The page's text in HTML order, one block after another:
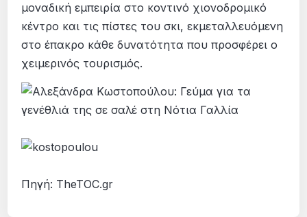
μοναδική εμπειρία στο κοντινό χιονοδρομικό
κέντρο και τις πίστες του σκι, εκμεταλλευόμενη
στο έπακρο κάθε δυνατότητα που προσφέρει ο
χειμερινός τουρισμός.
Πηγή: TheTOC.gr